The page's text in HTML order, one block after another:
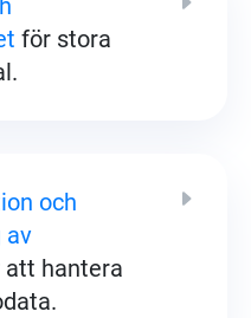
för stora
och
av
att hantera